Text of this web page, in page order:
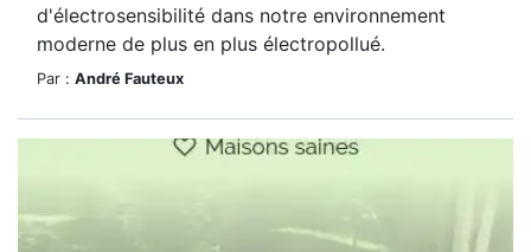
d'électrosensibilité dans notre environnement
moderne de plus en plus électropollué.
Par : André Fauteux